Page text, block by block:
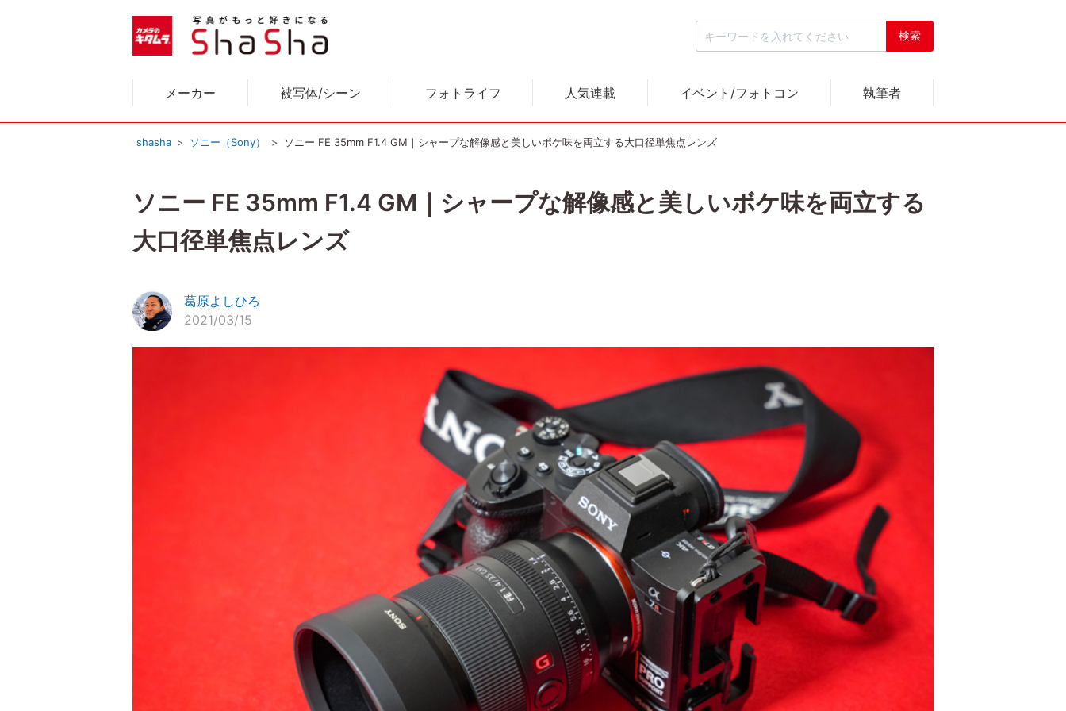
メーカー 被写体/シーン フォトライフ 人気連載 イベント/フォトコン 執筆者
shasha ソニー（Sony） ソニー FE 35mm F1.4 GM｜シャープな解像感と美しいボケ味を両立する大口径単焦点レンズ
ソニー FE 35mm F1.4 GM｜シャープな解像感と美しいボケ味を両立する
大口径単焦点レンズ
葛原よしひろ
2021/03/15